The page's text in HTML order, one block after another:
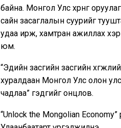
байна. Монгол Улс хөрөнгө
сайн засаглалын суурийг
удаа ирж, хамтран ажиллах
юм.
“Эдийн засгийн засгийн
хуралдаан Монгол Улс олон
чадлаа” гэдгийг онцлов.
“Unlock the Mongolian Economy”